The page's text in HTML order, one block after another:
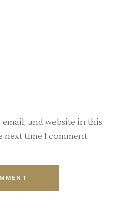
email, and website in this
next time I comment.